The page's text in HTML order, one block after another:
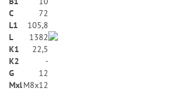
C
72
L1
105,8
L
1382
K1
22,5
K2
-
G
12
MxlM8x12